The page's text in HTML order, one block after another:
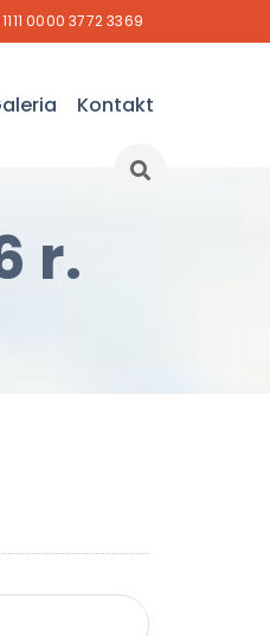
0000 3772 3369
Kontakt
r.